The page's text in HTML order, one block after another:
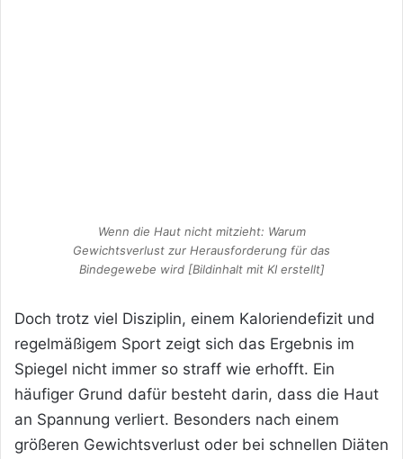
Wenn die Haut nicht mitzieht: Warum
Gewichtsverlust zur Herausforderung für das
Bindegewebe wird [Bildinhalt mit KI erstellt]
Doch trotz viel Disziplin, einem Kaloriendefizit und
regelmäßigem Sport zeigt sich das Ergebnis im
Spiegel nicht immer so straff wie erhofft. Ein
häufiger Grund dafür besteht darin, dass die Haut
an Spannung verliert. Besonders nach einem
größeren Gewichtsverlust oder bei schnellen Diäten